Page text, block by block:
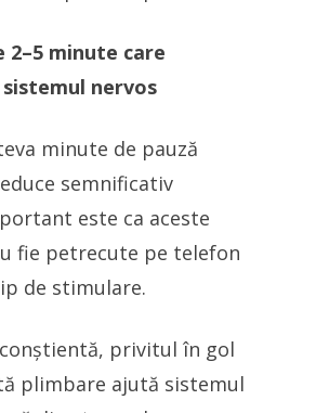
2–5 minute care
nervos
minute de pauză
semnificativ
este ca aceste
fie petrecute pe telefon
de stimulare.
privitul în gol
plimbare ajută sistemul